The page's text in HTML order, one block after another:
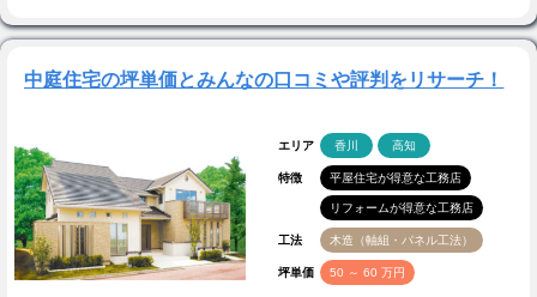
中庭住宅の坪単価とみんなの口コミや評判をリサーチ！
エリア 香川 高知
特徴 平屋住宅が得意な工務店
リフォームが得意な工務店
工法 木造（軸組・パネル工法）
坪単価 50 ～ 60 万円